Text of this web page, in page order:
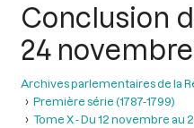
Conclusion
24 novembre
Archives parlementaires de la
Première série (1787-1799)
Tome X - Du 12 novembre au